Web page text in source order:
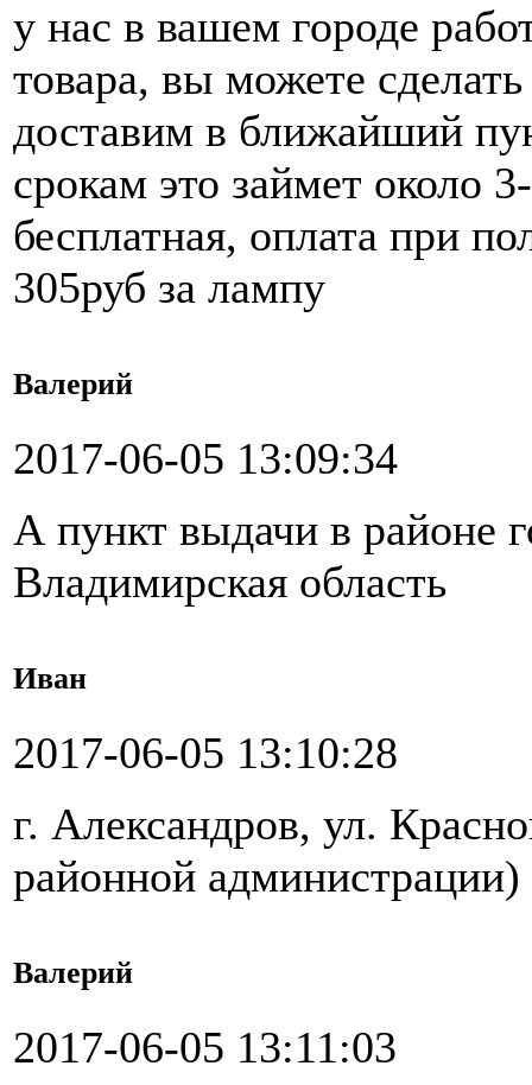
у нас в вашем городе
товара, вы можете
доставим в ближайший
срокам это займет около
бесплатная, оплата при
305руб за лампу
Валерий
2017-06-05 13:09:34
А пункт выдачи в районе
Владимирская область
Иван
2017-06-05 13:10:28
г. Александров, ул.
районной администрации)
Валерий
2017-06-05 13:11:03